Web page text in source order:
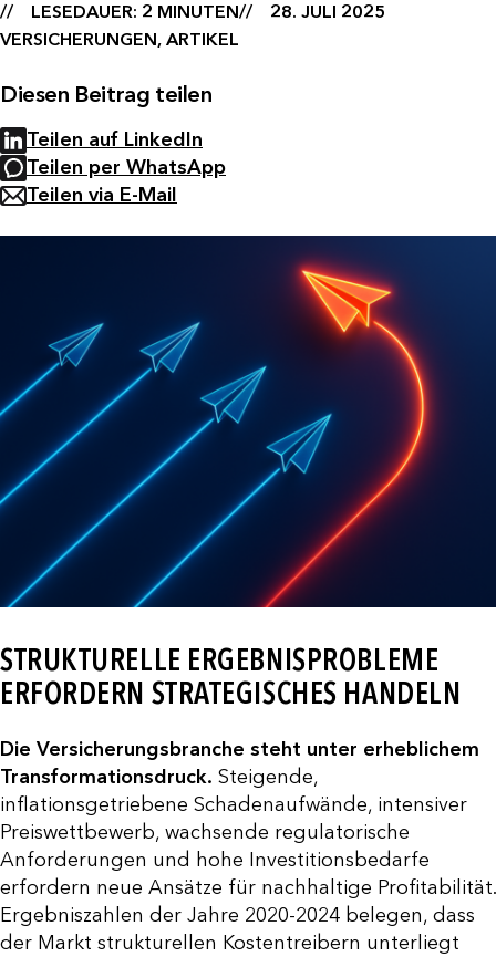
LESEDAUER: 2 MINUTEN
28. JULI 2025
VERSICHERUNGEN, ARTIKEL
Diesen Beitrag teilen
Teilen auf LinkedIn
Teilen per WhatsApp
Teilen via E-Mail
STRUKTURELLE ERGEBNISPROBLEME
ERFORDERN STRATEGISCHES HANDELN
Die Versicherungsbranche steht unter erheblichem
Transformationsdruck. Steigende,
inflationsgetriebene Schadenaufwände, intensiver
Preiswettbewerb, wachsende regulatorische
Anforderungen und hohe Investitionsbedarfe
erfordern neue Ansätze für nachhaltige Profitabilität.
Ergebniszahlen der Jahre 2020-2024 belegen, dass
der Markt strukturellen Kostentreibern unterliegt